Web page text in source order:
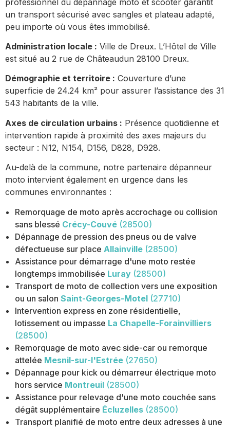
un transport sécurisé avec sangles et plateau adapté,
peu importe où vous êtes immobilisé.
Administration locale : Ville de Dreux. L’Hôtel de Ville
est situé au 2 rue de Châteaudun 28100 Dreux.
Démographie et territoire : Couverture d’une
superficie de 24.24 km² pour assurer l’assistance des 31
543 habitants de la ville.
Axes de circulation urbains : Présence quotidienne et
intervention rapide à proximité des axes majeurs du
secteur : N12, N154, D156, D828, D928.
Au-delà de la commune, notre partenaire dépanneur
moto intervient également en urgence dans les
communes environnantes :
Remorquage de moto après accrochage ou collision
sans blessé Crécy-Couvé (28500)
Dépannage de pression des pneus ou de valve
défectueuse sur place Allainville (28500)
Assistance pour démarrage d'une moto restée
longtemps immobilisée Luray (28500)
Transport de moto de collection vers une exposition
ou un salon Saint-Georges-Motel (27710)
Intervention express en zone résidentielle,
lotissement ou impasse La Chapelle-Forainvilliers
(28500)
Remorquage de moto avec side-car ou remorque
attelée Mesnil-sur-l'Estrée (27650)
Dépannage pour kick ou démarreur électrique moto
hors service Montreuil (28500)
Assistance pour relevage d'une moto couchée sans
dégât supplémentaire Écluzelles (28500)
Transport planifié de moto entre deux adresses à une